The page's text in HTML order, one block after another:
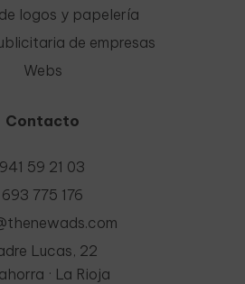
logos y papelería
de empresas
Webs
Contacto
941 59 21 03
693 775 176
Lucas, 22
· La Rioja